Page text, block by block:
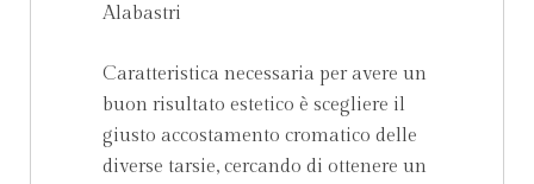
Alabastri
Caratteristica necessaria per avere un
buon risultato estetico è scegliere il
giusto accostamento cromatico delle
diverse tarsie, cercando di ottenere un